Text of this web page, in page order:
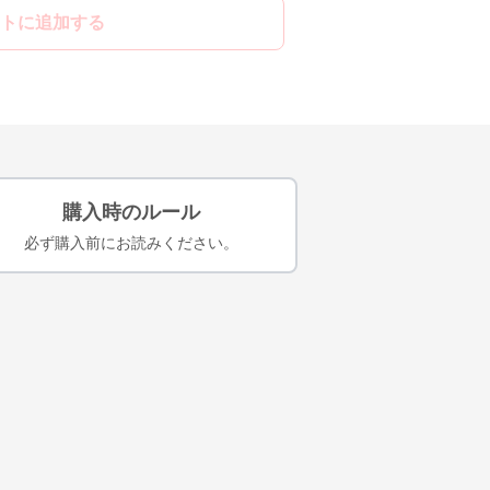
に追加する
購入時のルール
必ず購入前にお読みください。